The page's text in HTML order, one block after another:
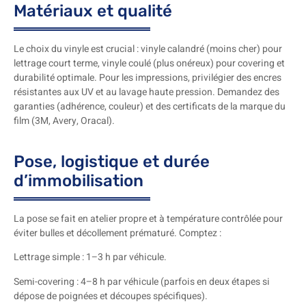
Matériaux et qualité
Le choix du vinyle est crucial : vinyle calandré (moins cher) pour
lettrage court terme, vinyle coulé (plus onéreux) pour covering et
durabilité optimale. Pour les impressions, privilégier des encres
résistantes aux UV et au lavage haute pression. Demandez des
garanties (adhérence, couleur) et des certificats de la marque du
film (3M, Avery, Oracal).
Pose, logistique et durée
d’immobilisation
La pose se fait en atelier propre et à température contrôlée pour
éviter bulles et décollement prématuré. Comptez :
Lettrage simple : 1–3 h par véhicule.
Semi-covering : 4–8 h par véhicule (parfois en deux étapes si
dépose de poignées et découpes spécifiques).